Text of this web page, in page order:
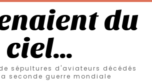
du
ciel…
sépultures d'aviateurs décédés
seconde guerre mondiale